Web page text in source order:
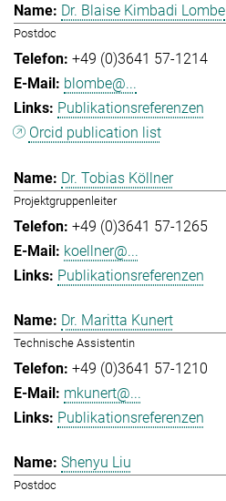
Dr. Blaise Kimbadi Lombe
Postdoc
+49 (0)3641 57-1214
blombe@...
Publikationsreferenzen
Orcid publication list
Dr. Tobias Köllner
Projektgruppenleiter
+49 (0)3641 57-1265
koellner@...
Publikationsreferenzen
Dr. Maritta Kunert
Technische Assistentin
+49 (0)3641 57-1210
mkunert@...
Publikationsreferenzen
Shenyu Liu
Postdoc